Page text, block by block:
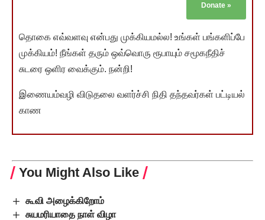
Donate »
தொகை எவ்வளவு என்பது முக்கியமல்ல! உங்கள் பங்களிப்பே
முக்கியம்! நீங்கள் தரும் ஒவ்வொரு ரூபாயும் சமூகநீதிச்
சுடரை ஒளிர வைக்கும். நன்றி!
இணையம்வழி விடுதலை வளர்ச்சி நிதி தந்தவர்கள் பட்டியல்
காண
You Might Also Like
கூவி அழைக்கிறோம்
சுயமரியாதை நாள் விழா